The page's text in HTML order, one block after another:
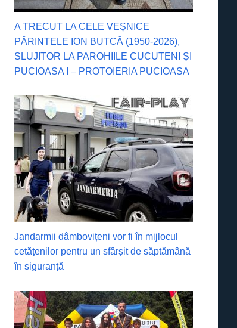
A TRECUT LA CELE VEȘNICE
PĂRINTELE ION BUTCĂ (1950-2026),
SLUJITOR LA PAROHIILE CUCUTENI ȘI
PUCIOASA I – PROTOIERIA PUCIOASA
Jandarmii dâmbovițeni vor fi în mijlocul
cetățenilor pentru un sfârșit de săptămână
în siguranță